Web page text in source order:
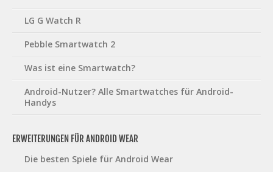
LG G Watch R
Pebble Smartwatch 2
Was ist eine Smartwatch?
Android-Nutzer? Alle Smartwatches für Android-
Handys
ERWEITERUNGEN FÜR ANDROID WEAR
Die besten Spiele für Android Wear